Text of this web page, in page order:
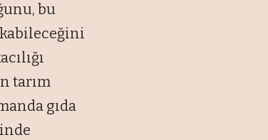
bu
tarım
gıda